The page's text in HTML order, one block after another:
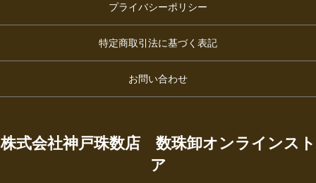
プライバシーポリシー
特定商取引法に基づく表記
お問い合わせ
株式会社神戸珠数店 数珠卸オンラインスト
ア